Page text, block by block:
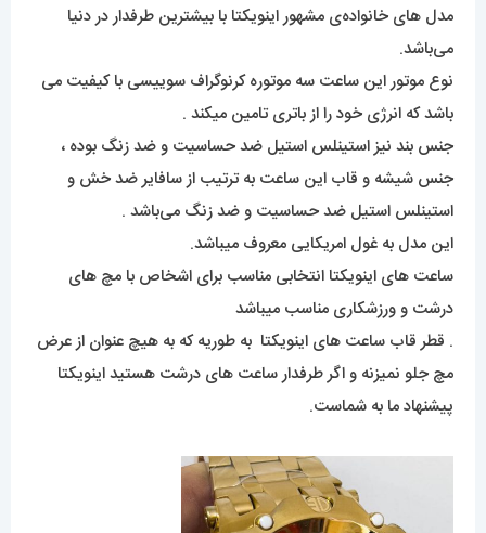
مدل های خانواده‌ی مشهور اینویکتا با بیشترین طرفدار در دنیا
می‌باشد.
نوع موتور این ساعت سه موتوره کرنوگراف سوییسی با کیفیت می
باشد که انرژی خود را از باتری تامین میکند .
جنس بند نیز استینلس استیل ضد حساسیت و ضد زنگ بوده ،
جنس شیشه و قاب این ساعت به ترتیب از سافایر ضد خش و
استینلس استیل ضد حساسیت و ضد زنگ می‌باشد .
این مدل به غول امریکایی معروف میباشد.
ساعت های اینویکتا انتخابی مناسب برای اشخاص با مچ های
درشت و ورزشکاری مناسب میباشد
. قطر قاب ساعت های اینویکتا به طوریه که به هیچ عنوان از عرض
مچ جلو نمیزنه و اگر طرفدار ساعت های درشت هستید اینویکتا
پیشنهاد ما به شماست.